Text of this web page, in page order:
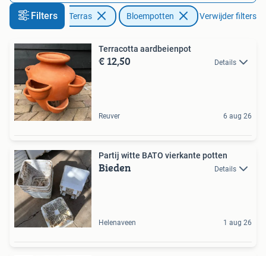
Filters
Tuin en Terras Bloempotten Verwijder filters
Terracotta aardbeienpot
€ 12,50 Details
Reuver 6 aug 26
Partij witte BATO vierkante potten
Bieden Details
Helenaveen 1 aug 26